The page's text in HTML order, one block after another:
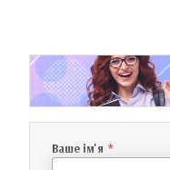
Ваше ім'я *